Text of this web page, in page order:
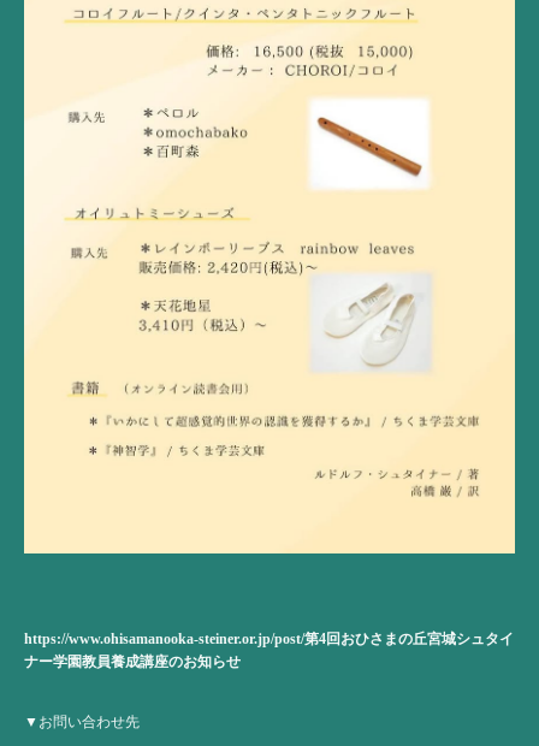
https://www.ohisamanooka-steiner.or.jp/post/第4回おひさまの丘宮城シュタイ
ナー学園教員養成講座のお知らせ
▼お問い合わせ先